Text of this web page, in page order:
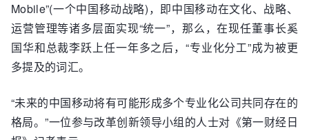
Mobile”(一个中国移动战略)，即中国移动在文化、战略、
运营管理等诸多层面实现“统一”，那么，在现任董事长奚
国华和总裁李跃上任一年多之后，“专业化分工”成为被更
多提及的词汇。
“未来的中国移动将有可能形成多个专业化公司共同存在的
格局。”一位参与改革创新领导小组的人士对《第一财经日